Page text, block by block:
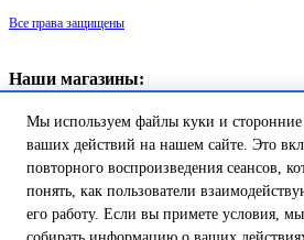
Все права защищены
Наши магазины:
ДК им. Крупской, 1 этаж зал «Синий»
Магазин «Сувенир Кронштадта» - г. Кронштадт, ул.
16/2
Товар успешно
Мы используем файлы куки и сторонние
ваших действий на нашем сайте. Это
повторного воспроизведения сеансов,
понять, как пользователи
его работу. Если вы примете условия,